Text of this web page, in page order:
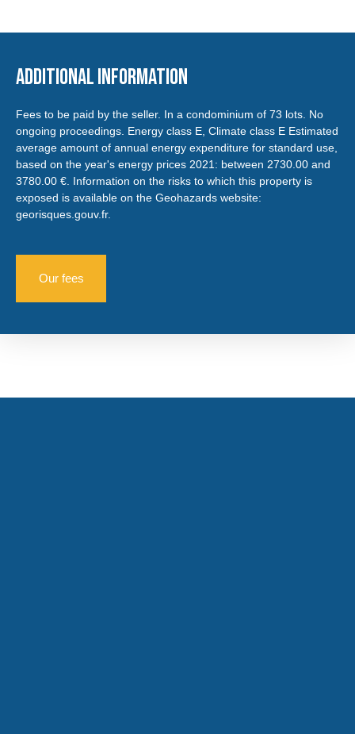
Additional information
Fees to be paid by the seller. In a condominium of 73 lots. No
ongoing proceedings. Energy class E, Climate class E Estimated
average amount of annual energy expenditure for standard use,
based on the year's energy prices 2021: between 2730.00 and
3780.00 €. Information on the risks to which this property is
exposed is available on the Geohazards website:
georisques.gouv.fr.
Our fees